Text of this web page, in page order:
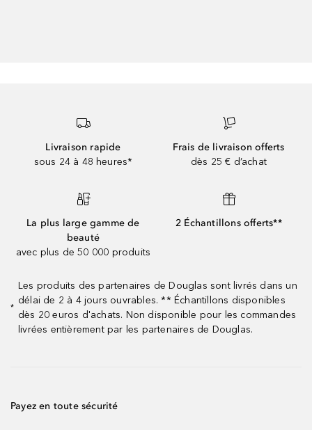
Livraison rapide
sous 24 à 48 heures*
Frais de livraison offerts
dès 25 € d’achat
La plus large gamme de
beauté
avec plus de 50 000 produits
2 Échantillons offerts**
*
Les produits des partenaires de Douglas sont livrés dans un
délai de 2 à 4 jours ouvrables. ** Échantillons disponibles
dès 20 euros d'achats. Non disponible pour les commandes
livrées entièrement par les partenaires de Douglas.
Payez en toute sécurité